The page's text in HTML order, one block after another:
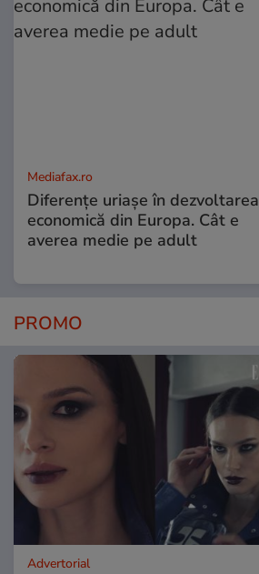
Mediafax.ro
Diferențe uriașe în dezvoltarea
economică din Europa. Cât e
averea medie pe adult
PROMO
Advertorial